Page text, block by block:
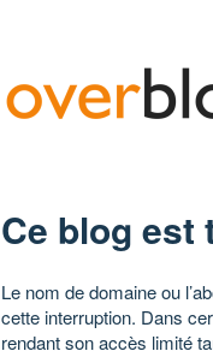
Ce blog est
Le nom de domaine ou
cette interruption. Dans
rendant son accès limité